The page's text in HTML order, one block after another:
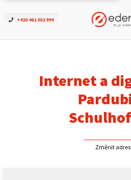
+420 461 002 999
Ověřit dostupnost
ČEZNET TV
Podpora
Internet a
Změnit